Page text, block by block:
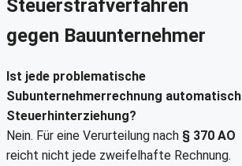
Steuerstrafverfahren
gegen Bauunternehmer
Ist jede problematische
Subunternehmerrechnung automatisch
Steuerhinterziehung?
Nein. Für eine Verurteilung nach § 370 AO
reicht nicht jede zweifelhafte Rechnung.